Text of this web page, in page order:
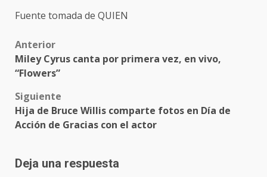
Fuente tomada de QUIEN
Post
navigation
Anterior
Miley Cyrus canta por primera vez, en vivo,
“Flowers”
Siguiente
Hija de Bruce Willis comparte fotos en Día de
Acción de Gracias con el actor
Deja una respuesta